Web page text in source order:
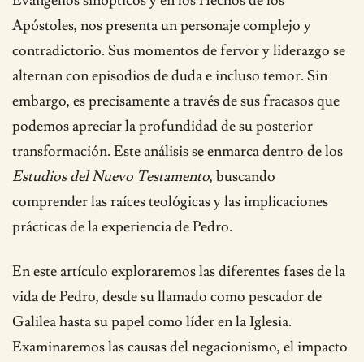
Apóstoles, nos presenta un personaje complejo y
contradictorio. Sus momentos de fervor y liderazgo se
alternan con episodios de duda e incluso temor. Sin
embargo, es precisamente a través de sus fracasos que
podemos apreciar la profundidad de su posterior
transformación. Este análisis se enmarca dentro de los
Estudios del Nuevo Testamento, buscando
comprender las raíces teológicas y las implicaciones
prácticas de la experiencia de Pedro.
En este artículo exploraremos las diferentes fases de la
vida de Pedro, desde su llamado como pescador de
Galilea hasta su papel como líder en la Iglesia.
Examinaremos las causas del negacionismo, el impacto